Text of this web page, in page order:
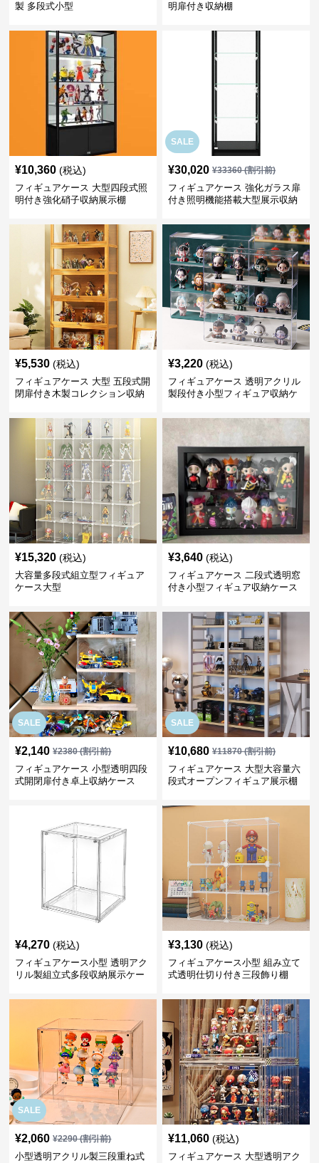
製 多段式小型
明扉付き収納棚
¥10,360 (税込)
フィギュアケース 大型四段式照
明付き強化硝子収納展示棚
SALE
¥30,020 ¥33360(割引前)
フィギュアケース 強化ガラス扉
付き照明機能搭載大型展示収納
¥5,530 (税込)
フィギュアケース 大型 五段式開
閉扉付き木製コレクション収納
¥3,220 (税込)
フィギュアケース 透明アクリル
製段付き小型フィギュア収納ケ
¥15,320 (税込)
大容量多段式組立型フィギュア
ケース大型
¥3,640 (税込)
フィギュアケース 二段式透明窓
付き小型フィギュア収納ケース
SALE
¥2,140 ¥2380(割引前)
フィギュアケース 小型透明四段
式開閉扉付き卓上収納ケース
SALE
¥10,680 ¥11870(割引前)
フィギュアケース 大型大容量六
段式オープンフィギュア展示棚
¥4,270 (税込)
フィギュアケース小型 透明アク
リル製組立式多段収納展示ケー
¥3,130 (税込)
フィギュアケース小型 組み立て
式透明仕切り付き三段飾り棚
SALE
¥2,060 ¥2290(割引前)
小型透明アクリル製三段重ね式
¥11,060 (税込)
フィギュアケース 大型透明アク